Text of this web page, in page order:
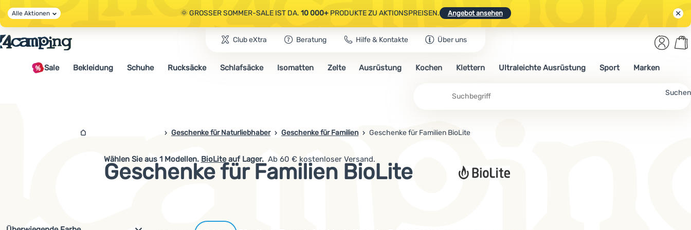
🌞 GROSSER SOMMER-SALE IST DA. 10 000+PRODUKTE ZU AKTIONSPREISEN. Angebot ansehen
🤫 - 10 % AUF AUSGEWÄHLTE CAMPING- & WANDERAUSRÜSTUNG.CODE OUT10 NUTZEN.
🌞 GROSSER SOMMER-SALE IST DA.10 000+PRODUKTE ZU AKTIONSPREISEN. Angebot ansehen
Alle Aktionen
Club eXtra Beratung Hilfe & Kontakte Über uns
Suchen
Anmelden
Sale Bekleidung Schuhe Rucksäcke Schlafsäcke Isomatten Zelte Ausrüstung Kochen Klettern Ultraleichte Ausrüstung Sport Marken
4campingshop.de
Geschenke für Naturliebhaber Geschenke für Familien Geschenke für Familien BioLite
Geschenke für Familien BioLite
Wählen Sie aus 1 Modellen. BioLiteauf Lager. Ab 60 € kostenloser Versand.